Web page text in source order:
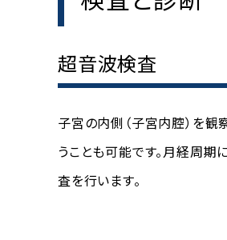
超音波検査
子宮の内側（子宮内腔）を
うことも可能です。月経周
査を行います。